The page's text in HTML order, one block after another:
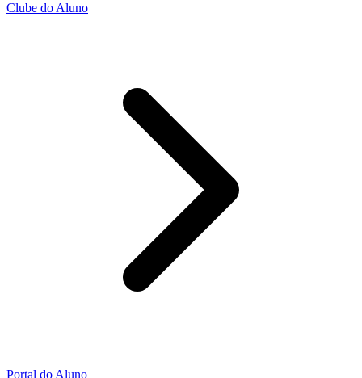
Clube do Aluno
Portal do Aluno